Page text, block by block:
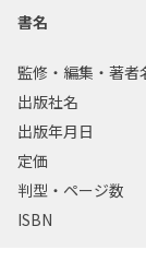
書名
監修・編集・著者
出版社名
出版年月日
定価
判型・ページ数
ISBN